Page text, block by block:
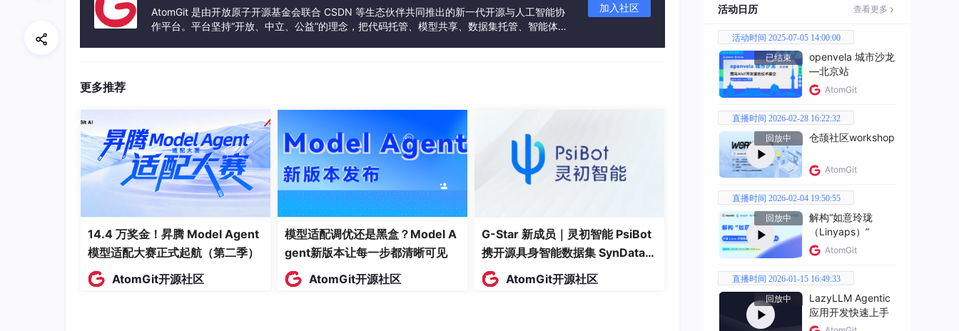
在制作过程中，我采用拆分部件、逐一建模、整体组装的专业建模思路。我将机械臂拆解为底座、固定支架、旋转关
节、大臂、小臂、连接轴、末端执行器等多个独立结构，逐个进行精准建模。每一个部件我都严格调整尺寸、优化模
型结构、修正布线问题，保证零件造型贴合真实工业机械臂的外观与结构逻辑。
单个零件完成后，我再进行整体拼接组装，细致调整每一处关节的衔接位置，预留合理的活动空间，保证后期动画能
够正常转动、伸缩、摆动。在反复调整的过程中，我解决了模型穿插、结构错位、比例不协调等诸多问题，极大提升
了自己精细化建模的耐心与能力。
这次机械臂建模，让我真正从“简单建模”过渡到“结构化、精细化建模”，明白了工业建模严谨、标准、精准的核心要
求。
AtomGit 是由开放原子开源基金会联合 CSDN 等生态伙伴共同推出的新一代开源与人工智能协
作平台。平台坚持“开放、中立、公益”的理念，把代码托管、模型共享、数据集托管、智能体开
加入社区
更多推荐
14.4 万奖金！昇腾 Model Agent
模型适配大赛正式起航（第二季）
AtomGit开源社区
模型适配调优还是黑盒？Model A
gent新版本让每一步都清晰可见
AtomGit开源社区
G-Star 新成员｜灵初智能 PsiBot
携开源具身智能数据集 SynData
入驻 AtomGit
AtomGit开源社区
活动日历 查看更多
活动时间 2025-07-05 14:00:00
已结束
openvela 城市沙龙
—北京站
AtomGit
直播时间 2026-02-28 16:22:32
回放中
仓颉社区workshop
AtomGit
直播时间 2026-02-04 19:50:55
回放中
解构“如意玲珑
（Linyaps）”
AtomGit
直播时间 2026-01-15 16:49:33
回放中
LazyLLM Agentic
应用开发快速上手